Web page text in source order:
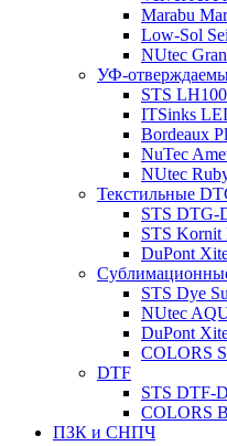
Marabu
Low-Sol
NUtec
УФ-
STS
ITSinks
Bordeaux
NuTec
NUtec
Текстильные
STS DTG-
STS Kornit
DuPont
STS Dye
NUtec
DuPont
COLORS
DTF
STS DTF-
COLORS
ПЗК и СНПЧ